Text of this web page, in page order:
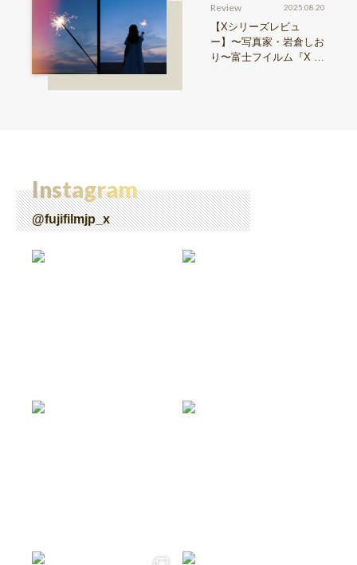
Review 2025.08.20
【Xシリーズレビュ
ー】〜写真家・岩倉しお
り〜富士フイルム『X ha
Instagram
@fujifilmjp_x